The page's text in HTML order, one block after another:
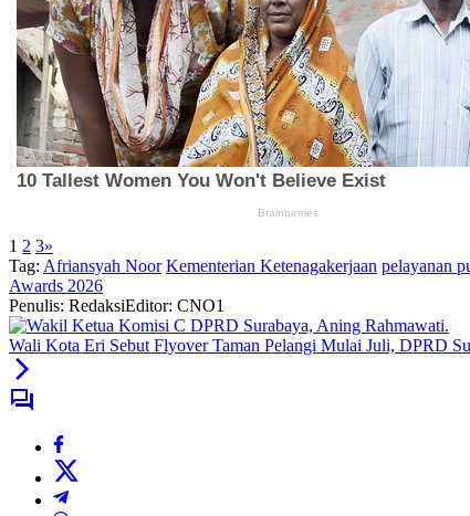
1 2 3»
Tag: Afriansyah Noor Kementerian Ketenagakerjaan pelayanan
Awards 2026
Penulis: RedaksiEditor: CNO1
Wali Kota Eri Sebut Flyover Taman Pelangi Mulai Juli, DPRD